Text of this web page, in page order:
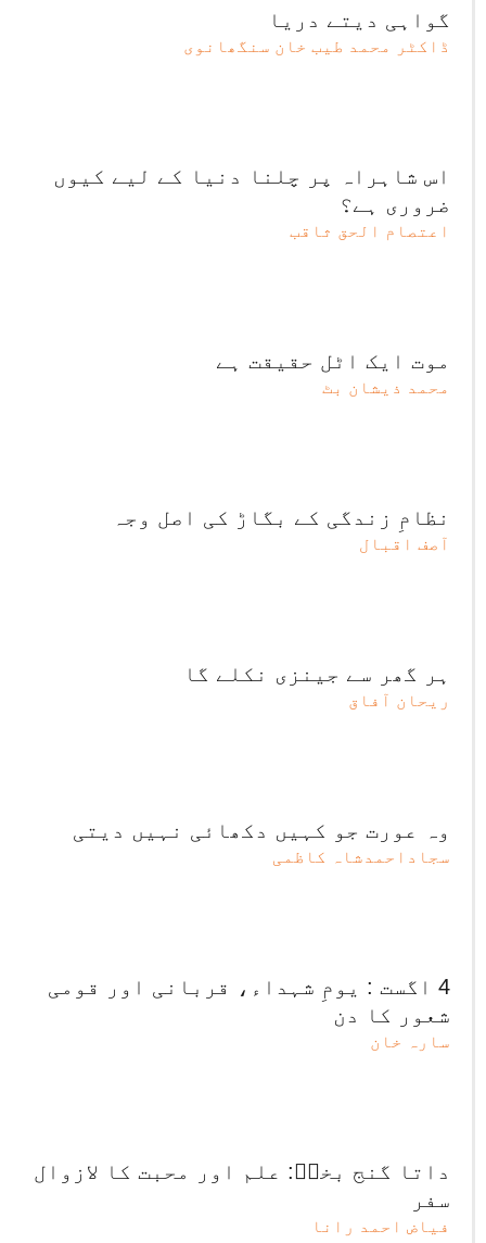
گواہی دیتے دریا
ڈاکٹر محمد طیب خان سنگھانوی
اس شاہراہ پر چلنا دنیا کے لیے کیوں
ضروری ہے؟
اعتصام الحق ثاقب
موت ایک اٹل حقیقت ہے
محمد ذیشان بٹ
نظامِ زندگی کے بگاڑ کی اصل وجہ
آصف اقبال
ہر گھر سے جینزی نکلے گا
ریحان آفاق
وہ عورت جو کہیں دکھائی نہیں دیتی
سجاداحمدشاہ کاظمی
4 اگست : یومِ شہداء، قربانی اور قومی
شعور کا دن
سارہ خان
داتا گنج بخشؒ: علم اور محبت کا لازوال
سفر
فیاض احمد رانا